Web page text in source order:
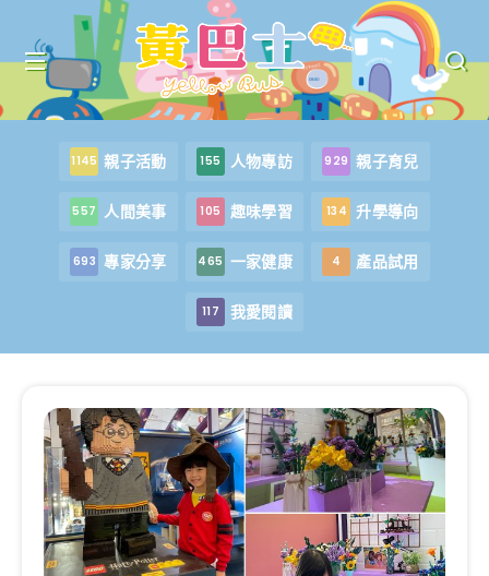
1145 親子活動 155 人物專訪 929 親子育兒
557 人間美事 105 趣味學習 134 升學導向
693 專家分享 465 一家健康 4 產品試用
117 我愛閱讀